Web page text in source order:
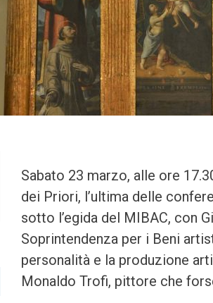
Sabato 23 marzo, alle ore
dei Priori, l’ultima delle
sotto l’egida del MIBAC, con
Soprintendenza per i Beni
personalità e la produzione
Monaldo Trofi, pittore che